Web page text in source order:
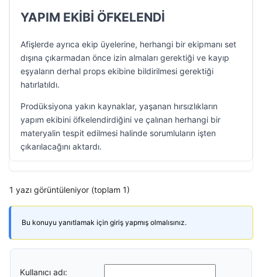
YAPIM EKİBİ ÖFKELENDİ
Afişlerde ayrıca ekip üyelerine, herhangi bir ekipmanı set
dışına çıkarmadan önce izin almaları gerektiği ve kayıp
eşyaların derhal props ekibine bildirilmesi gerektiği
hatırlatıldı.
Prodüksiyona yakın kaynaklar, yaşanan hırsızlıkların
yapım ekibini öfkelendirdiğini ve çalınan herhangi bir
materyalin tespit edilmesi halinde sorumluların işten
çıkarılacağını aktardı.
1 yazı görüntüleniyor (toplam 1)
Bu konuyu yanıtlamak için giriş yapmış olmalısınız.
Kullanıcı adı: